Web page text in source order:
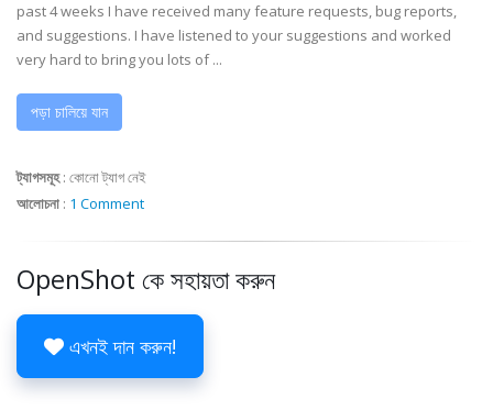
past 4 weeks I have received many feature requests, bug reports,
and suggestions. I have listened to your suggestions and worked
very hard to bring you lots of ...
পড়া চালিয়ে যান
ট্যাগসমূহ: কোনো ট্যাগ নেই
আলোচনা : 1 Comment
OpenShot কে সহায়তা করুন
এখনই দান করুন!